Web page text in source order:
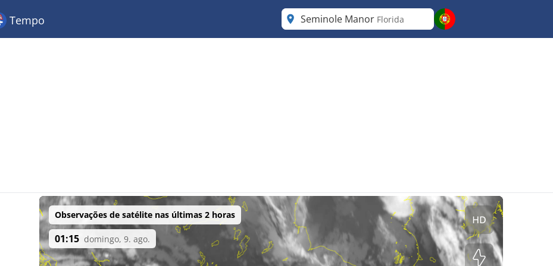
Tempo Seminole Manor Florida
Observações de satélite nas últimas 2 horas
01:15 domingo, 9. ago.